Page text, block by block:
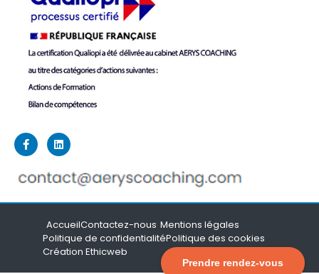
Prendre rendez-vous
AccueilContactez-nous Mentions légales
Politique de confidentialitéPolitique des cookies
Création Ethicweb